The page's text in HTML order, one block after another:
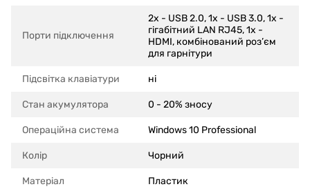
Порти підключення
2x - USB 2.0, 1x - USB 3.0, 1x -
гігабітний LAN RJ45, 1x -
HDMI, комбінований роз’єм
для гарнітури
Підсвітка клавіатури ні
Стан акумулятора 0 - 20% зносу
Операційна система Windows 10 Professional
Колір Чорний
Матеріал Пластик